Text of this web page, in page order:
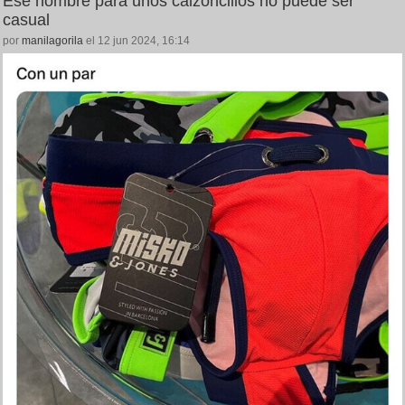
casual
por manilagorila el 12 jun 2024, 16:14